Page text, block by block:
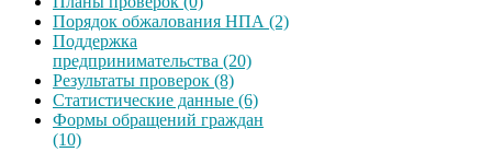
Порядок обжалования НПА (2)
Поддержка
предпринимательства (20)
Результаты проверок (8)
Статистические данные (6)
Формы обращений граждан
(10)